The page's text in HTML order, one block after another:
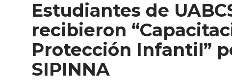
Estudiantes de
recibieron
Protección Infantil”
SIPINNA